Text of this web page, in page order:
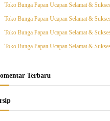
Toko Bunga Papan Ucapan Selamat &
Toko Bunga Papan Ucapan Selamat &
Toko Bunga Papan Ucapan Selamat &
Toko Bunga Papan Ucapan Selamat &
Terbaru